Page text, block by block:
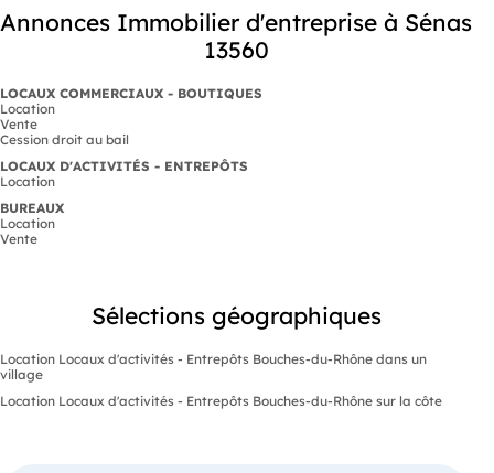
Annonces Immobilier d'entreprise à Sénas
13560
LOCAUX COMMERCIAUX - BOUTIQUES
Location
Vente
Cession droit au bail
LOCAUX D'ACTIVITÉS - ENTREPÔTS
Location
BUREAUX
Location
Vente
Sélections géographiques
Location Locaux d'activités - Entrepôts Bouches-du-Rhône dans un
village
Location Locaux d'activités - Entrepôts Bouches-du-Rhône sur la côte